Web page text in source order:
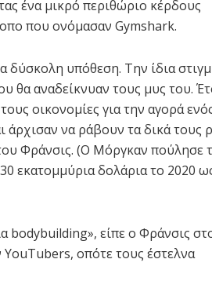
ένα μικρό περιθώριο κέρδους
που ονόμασαν Gymshark.
υπόθεση. Την ίδια
θα αναδείκνυαν τους μυς του.
οικονομίες για την αγορά
άρχισαν να ράβουν τα δικά τους
Φράνσις. (Ο Μόργκαν πούλησε
εκατομμύρια δολάρια το 2020
bodybuilding», είπε ο Φράνσις
οπότε τους έστελνα